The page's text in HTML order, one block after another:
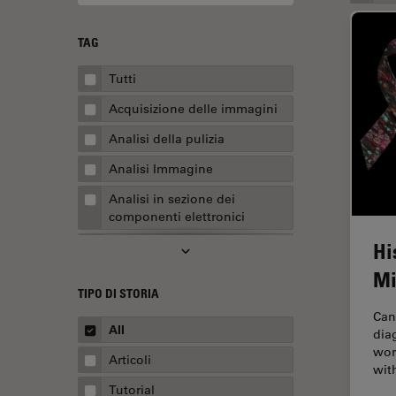
TAG
Tutti
Acquisizione delle immagini
Analisi della pulizia
Analisi Immagine
Analisi in sezione dei
componenti elettronici
Analisi multiplex spaziale
AR Surgery
Assemblaggio
TIPO DI STORIA
All
Articoli
Tutorial